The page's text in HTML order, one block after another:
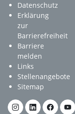
Datenschutz
Erklärung
zur
Barrierefreiheit
Barriere
melden
Links
Stellenangebote
Sitemap